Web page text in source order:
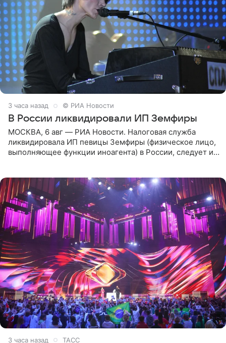
3 часа назад © РИА Новости
В России ликвидировали ИП Земфиры
МОСКВА, 6 авг — РИА Новости. Налоговая служба
ликвидировала ИП певицы Земфиры (физическое лицо,
выполняющее функции иноагента) в России, следует из
3 часа назад ТАСС